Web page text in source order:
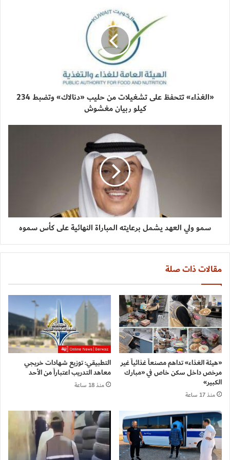
«الغذاء» تتحفظ على تشغيلات من حليب «دنالاك» وتضبط 234
كيلو ربيان مغشوش
سمو ولي العهد يشمل برعايته المباراة النهائية على كأس سموه
مقالات ذات صلة
«هيئة الغذاء» تداهم مصنعاً غذائياً غير
مرخص داخل سكن خاص في «مبارك
الكبير»
منذ 17 ساعة
التطبيقي: توزيع شهادات خريجي
معاهد التدريب اعتباراً من الأحد
منذ 18 ساعة